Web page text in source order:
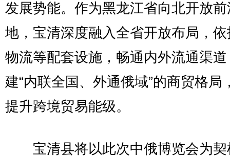
发展势能。作为黑龙江省向北开放
地，宝清深度融入全省开放布局，
物流等配套设施，畅通内外流通渠
建“内联全国、外通俄域”的商贸格局
提升跨境贸易能级。
宝清县将以此次中俄博览会为契